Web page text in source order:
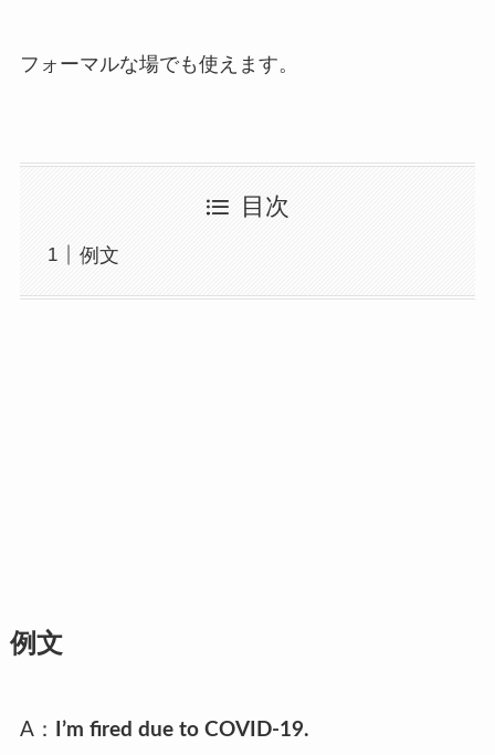
フォーマルな場でも使えます。
目次
例文
例文
A：
I’m fired due to COVID-19.